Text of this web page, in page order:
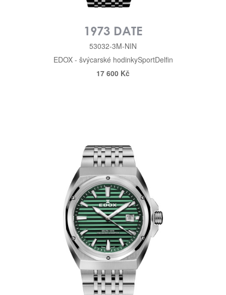
1973 DATE
53032-3M-NIN
EDOX - švýcarské hodinkySportDelfin
17 600 Kč